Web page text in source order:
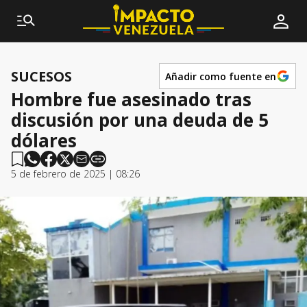
SUCESOS Añadir como fuente en
Hombre fue asesinado tras
discusión por una deuda de 5
dólares
5 de febrero de 2025 | 08:26